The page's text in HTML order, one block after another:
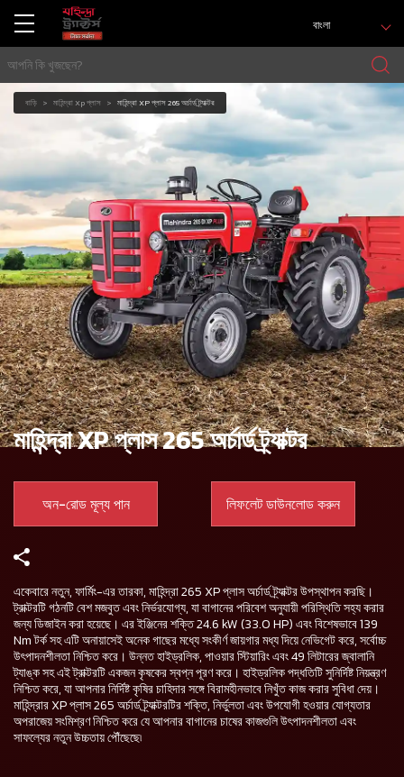
বাংলা
বাড়ি মাহিন্দ্রা Xp প্লাস মাহিন্দ্রা XP প্লাস 265 অর্চার্ড ট্র্যাক্টর
মাহিন্দ্রা XP প্লাস 265 অর্চার্ড ট্র্যাক্টর
অন-রোড মূল্য পান লিফলেট ডাউনলোড করুন
একেবারে নতুন, ফার্মিং-এর তারকা, মাহিন্দ্রা 265 XP প্লাস অর্চার্ড ট্র্যাক্টর উপস্থাপন করছি।
ট্রাক্টরটি গঠনটি বেশ মজবুত এবং নির্ভরযোগ্য, যা বাগানের পরিবেশ অনুযায়ী পরিস্থিতি সহ্য করার
জন্য ডিজাইন করা হয়েছে। এর ইঞ্জিনের শক্তি 24.6 kW (33.0 HP) এবং বিশেষভাবে 139
Nm টর্ক সহ এটি অনায়াসেই অনেক গাছের মধ্যে সংকীর্ণ জায়গার মধ্য দিয়ে নেভিগেট করে, সর্বোচ্চ
উৎপাদনশীলতা নিশ্চিত করে। উন্নত হাইড্রলিক, পাওয়ার স্টিয়ারিং এবং 49 লিটারের জ্বালানি
ট্যাঙ্ক সহ এই ট্রাক্টরটি একজন কৃষকের স্বপ্ন পূরণ করে। হাইড্রলিক পদ্ধতিটি সুনির্দিষ্ট নিয়ন্ত্রণ
নিশ্চিত করে, যা আপনার নির্দিষ্ট কৃষির চাহিদার সঙ্গে বিরামহীনভাবে নিখুঁত কাজ করার সুবিধা দেয়।
মাহিন্দ্রার XP প্লাস 265 অর্চার্ড ট্র্যাক্টরটির শক্তি, নির্ভুলতা এবং উপযোগী হওয়ার যোগ্যতার
অপরাজেয় সংমিশ্রণ নিশ্চিত করে যে আপনার বাগানের চাষের কাজগুলি উৎপাদনশীলতা এবং
সাফল্যের নতুন উচ্চতায় পৌঁছেছে৷